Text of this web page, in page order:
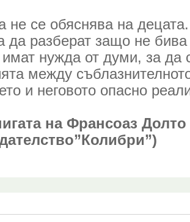
не се обяснява на
да разберат защо не
имат нужда от думи, за да
между
и неговото опасно
на Франсоаз Долто